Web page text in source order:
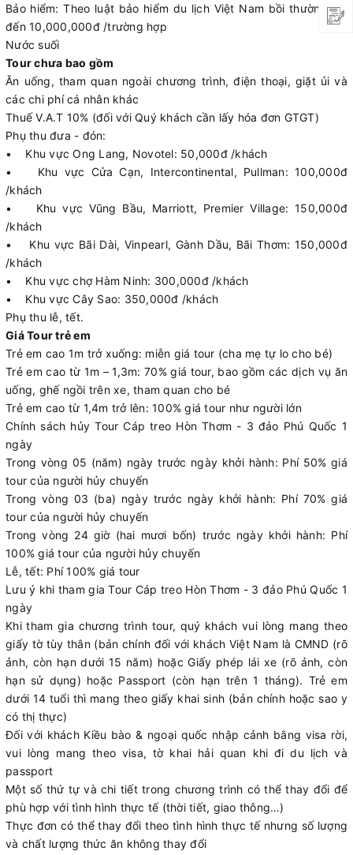
Bảo hiểm: Theo luật bảo hiểm du lịch Việt Nam bồi thường lên
đến 10,000,000đ /trường hợp
Nước suối
Tour chưa bao gồm
Ăn uống, tham quan ngoài chương trình, điện thoại, giặt ủi và
các chi phí cá nhân khác
Thuế V.A.T 10% (đối với Quý khách cần lấy hóa đơn GTGT)
Phụ thu đưa - đón:
• Khu vực Ong Lang, Novotel: 50,000đ /khách
• Khu vực Cửa Cạn, Intercontinental, Pullman: 100,000đ
/khách
• Khu vực Vũng Bầu, Marriott, Premier Village: 150,000đ
/khách
• Khu vực Bãi Dài, Vinpearl, Gành Dầu, Bãi Thơm: 150,000đ
/khách
• Khu vực chợ Hàm Ninh: 300,000đ /khách
• Khu vực Cây Sao: 350,000đ /khách
Phụ thu lễ, tết.
Giá Tour trẻ em
Trẻ em cao 1m trở xuống: miễn giá tour (cha mẹ tự lo cho bé)
Trẻ em cao từ 1m – 1,3m: 70% giá tour, bao gồm các dịch vụ ăn
uống, ghế ngồi trên xe, tham quan cho bé
Trẻ em cao từ 1,4m trở lên: 100% giá tour như người lớn
Chính sách hủy Tour Cáp treo Hòn Thơm - 3 đảo Phú Quốc 1
ngày
Trong vòng 05 (năm) ngày trước ngày khởi hành: Phí 50% giá
tour của người hủy chuyến
Trong vòng 03 (ba) ngày trước ngày khởi hành: Phí 70% giá
tour của người hủy chuyến
Trong vòng 24 giờ (hai mươi bốn) trước ngày khởi hành: Phí
100% giá tour của người hủy chuyến
Lễ, tết: Phí 100% giá tour
Lưu ý khi tham gia Tour Cáp treo Hòn Thơm - 3 đảo Phú Quốc 1
ngày
Khi tham gia chương trình tour, quý khách vui lòng mang theo
giấy tờ tùy thân (bản chính đối với khách Việt Nam là CMND (rõ
ảnh, còn hạn dưới 15 năm) hoặc Giấy phép lái xe (rõ ảnh, còn
hạn sử dụng) hoặc Passport (còn hạn trên 1 tháng). Trẻ em
dưới 14 tuổi thì mang theo giấy khai sinh (bản chính hoặc sao y
có thị thực)
Đối với khách Kiều bào & ngoại quốc nhập cảnh bằng visa rời,
vui lòng mang theo visa, tờ khai hải quan khi đi du lịch và
passport
Một số thứ tự và chi tiết trong chương trình có thể thay đổi để
phù hợp với tình hình thực tế (thời tiết, giao thông…)
Thực đơn có thể thay đổi theo tình hình thực tế nhưng số lượng
và chất lượng thức ăn không thay đổi